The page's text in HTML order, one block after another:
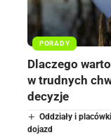
PORADY
Dlaczego
w trudnych
decyzje
Oddziały i
dojazd